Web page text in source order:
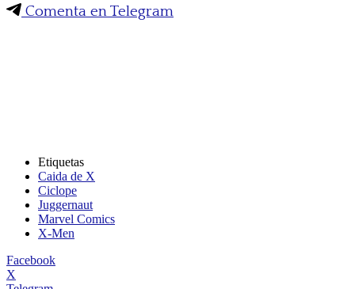
Comenta en Telegram
Etiquetas
Caida de X
Ciclope
Juggernaut
Marvel Comics
X-Men
Facebook
X